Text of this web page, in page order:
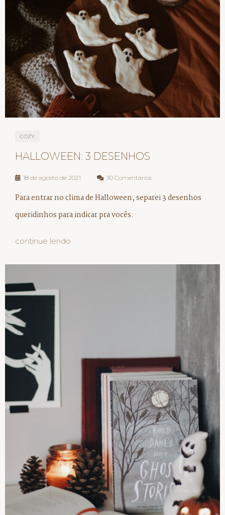
COZY
HALLOWEEN: 3 DESENHOS
18 de agosto de 2021 30 Comentários
Para entrar no clima de Halloween, separei 3 desenhos
queridinhos para indicar pra vocês.
continue lendo